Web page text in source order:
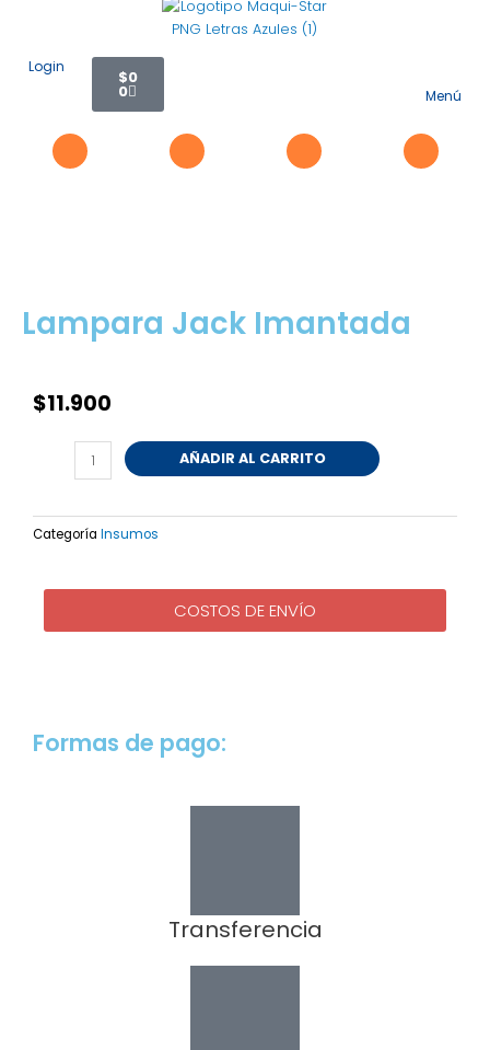
Login
$0
0
Carrito
Menú
Lampara Jack Imantada
$11.900
Lampara
cantidad
AÑADIR AL CARRITO
Categoría Insumos
COSTOS DE ENVÍO
Formas de pago:
Transferencia